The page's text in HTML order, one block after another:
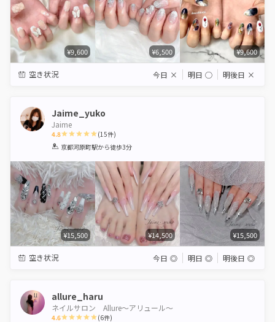
¥9,600 ¥6,500 ¥9,600
空き状況 今日 × 明日 ◯ 明後日 ×
Jaime_yuko
Jaime
4.8
1 2 3 4 5
(15件)
京都河原町駅から徒歩3分
¥15,500 ¥14,500 ¥15,500
空き状況 今日 ◎ 明日 ◎ 明後日 ◎
allure_haru
ネイルサロン Allure〜アリュール〜
4.6 (6件)